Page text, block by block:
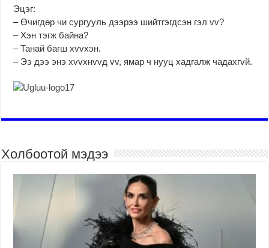
Эцэг:
– Өчигдөр чи сургууль дээрээ шийтгэгдсэн гэл vv?
– Хэн тэгж байна?
– Танай багш хvvхэн.
– Ээ дээ энэ хvvхнvvд vv, ямар ч нууц хадгалж чадахгvй.
Холбоотой мэдээ